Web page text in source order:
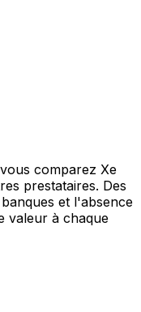
comparez Xe
prestataires. Des
et l'absence
valeur à chaque